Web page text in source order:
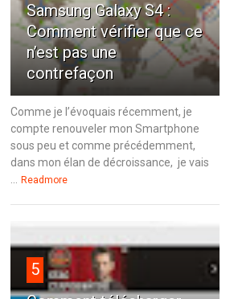
Samsung Galaxy S4 :
Comment vérifier que ce
n’est pas une
contrefaçon
Comme je l’évoquais récemment, je
compte renouveler mon Smartphone
sous peu et comme précédemment,
dans mon élan de décroissance, je vais
Readmore
5